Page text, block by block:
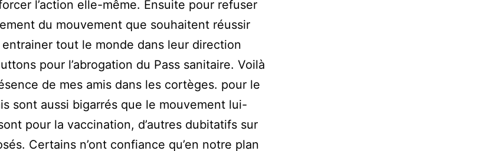
l’action elle-même. Ensuite pour refuser
du mouvement que souhaitent réussir
tout le monde dans leur direction
pour l’abrogation du Pass sanitaire. Voilà
de mes amis dans les cortèges. pour le
sont aussi bigarrés que le mouvement lui-
pour la vaccination, d’autres dubitatifs sur
Certains n’ont confiance qu’en notre plan